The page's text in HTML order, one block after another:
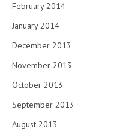
February 2014
January 2014
December 2013
November 2013
October 2013
September 2013
August 2013